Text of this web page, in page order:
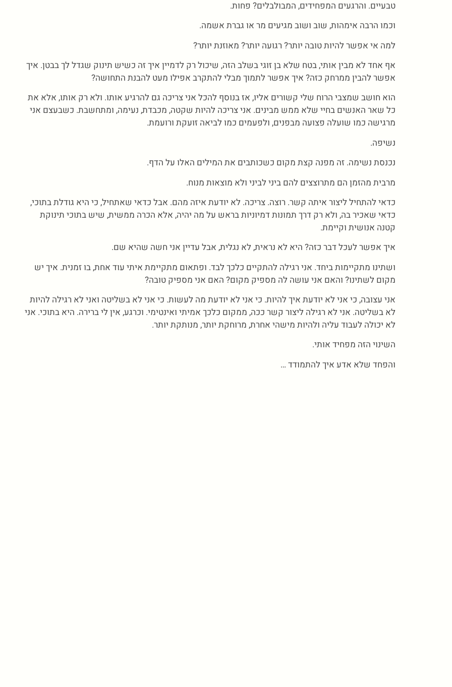
טבעיים. והרגעים המפחידים, המבולבלים? פחות.
וכמו הרבה אימהות, שוב ושוב מגיעים מר או גברת אשמה.
למה אי אפשר להיות טובה יותר? רגועה יותר? מאוזנת יותר?
אף אחד לא מבין אותי, בטח שלא בן זוגי בשלב הזה, שיכול רק לדמיין איך זה כשיש תינוק שגדל לך בבטן. איך
אפשר להבין ממרחק כזה? איך אפשר לתמוך מבלי להתקרב אפילו מעט להבנת התחושה?
הוא חושב שמצבי הרוח שלי קשורים אליו, אז בנוסף להכל אני צריכה גם להרגיע אותו. ולא רק אותו, אלא את
כל שאר האנשים בחיי שלא ממש מבינים. אני צריכה להיות שקטה, מכבדת, נעימה, ומתחשבת. כשבעצם אני
מרגישה כמו שועלה פצועה מבפנים, ולפעמים כמו לביאה זועקת ורועמת.
נשיפה.
נכנסת נשימה. זה מפנה קצת מקום כשכותבים את המילים האלו על הדף.
מרבית מהזמן הם מתרוצצים להם ביני לביני ולא מוצאות מנוח.
כדאי להתחיל ליצור איתה קשר. רוצה. צריכה. לא יודעת איזה מהם. אבל כדאי שאתחיל, כי היא גודלת בתוכי,
כדאי שאכיר בה, ולא רק דרך תמונות דמיוניות בראש על מה יהיה, אלא הכרה ממשית, שיש בתוכי תינוקת
קטנה אנושית וקיימת.
איך אפשר לעכל דבר כזה? היא לא נראית, לא נגלית, אבל עדיין אני חשה שהיא שם.
ושתינו מתקיימות ביחד. אני רגילה להתקיים כלכך לבד. ופתאום מתקיימת איתי עוד אחת, בו זמנית. איך יש
מקום לשתינו? והאם אני עושה לה מספיק מקום? האם אני מספיק טובה?
אני עצובה, כי אני לא יודעת איך להיות. כי אני לא יודעת מה לעשות. כי אני לא בשליטה ואני לא רגילה להיות
לא בשליטה. אני לא רגילה ליצור קשר ככה, ממקום כלכך אמיתי ואינטימי. וכרגע, אין לי ברירה. היא בתוכי. אני
לא יכולה לעבוד עליה ולהיות מישהי אחרת, מרוחקת יותר, מנותקת יותר.
השינוי הזה מפחיד אותי.
והפחד שלא אדע איך להתמודד …